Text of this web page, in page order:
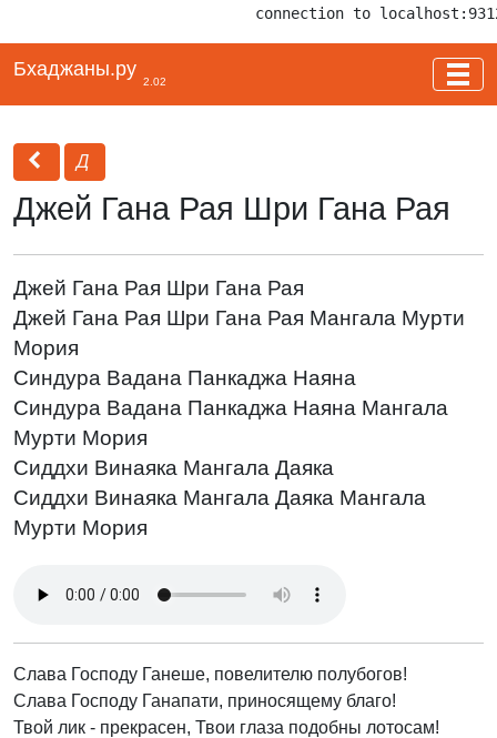
connection to
Бхаджаны.ру
2.02
Д
Джей Гана Рая Шри Гана Рая
Джей Гана Рая Шри Гана Рая
Джей Гана Рая Шри Гана Рая Мангала Мурти
Мория
Синдура Вадана Панкаджа Наяна
Синдура Вадана Панкаджа Наяна Мангала
Мурти Мория
Сиддхи Винаяка Мангала Даяка
Сиддхи Винаяка Мангала Даяка Мангала
Мурти Мория
Слава Господу Ганеше, повелителю полубогов!
Слава Господу Ганапати, приносящему благо!
Твой лик - прекрасен, Твои глаза подобны лотосам!